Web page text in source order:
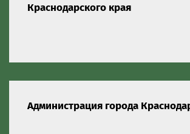
Краснодарского края
Администрация города